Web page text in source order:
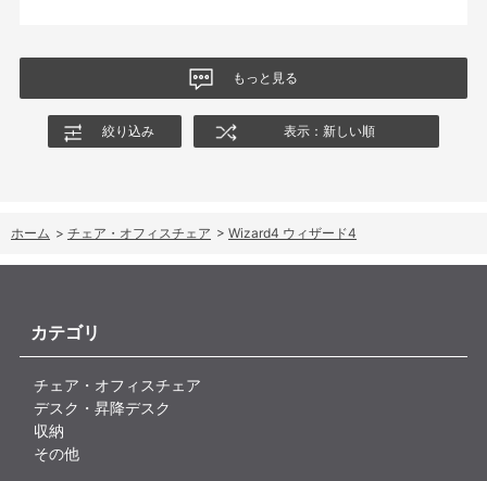
ングの特性や体重による使用感の違いが、より分かりやすく案内
されることを期待します。
もっと見る
絞り込み 表示：新しい順
ホーム > チェア・オフィスチェア > Wizard4 ウィザード4
カテゴリ
チェア・オフィスチェア
デスク・昇降デスク
収納
その他